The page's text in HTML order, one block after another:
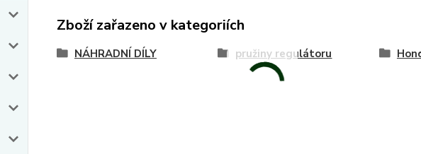
Zboží zařazeno v kategoriích
NÁHRADNÍ DÍLY pružiny regulátoru